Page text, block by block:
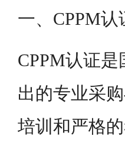
一、CPPM认
CPPM认证
出的专业采
培训和严格